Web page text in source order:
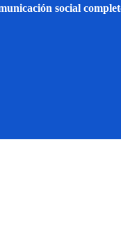
social